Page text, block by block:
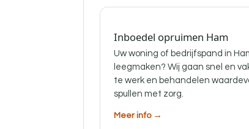
Inboedel opruimen Ham
Uw woning of bedrijfspand in
leegmaken? Wij gaan snel en
te werk en behandelen
spullen met zorg.
Meer info →